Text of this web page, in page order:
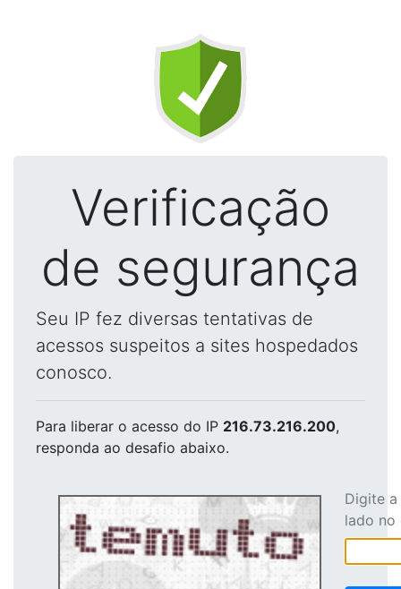
Verificação
de segurança
Seu IP fez diversas tentativas de
acessos suspeitos a sites hospedados
conosco.
Para liberar o acesso do IP 216.73.216.200,
responda ao desafio abaixo.
Digite
lado no